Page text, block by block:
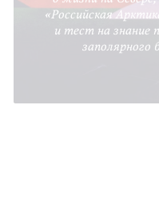
«Российская
и тест на знание
заполярного